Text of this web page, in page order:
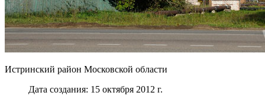
Истринский район Московской области
Дата создания: 15 октября 2012 г.